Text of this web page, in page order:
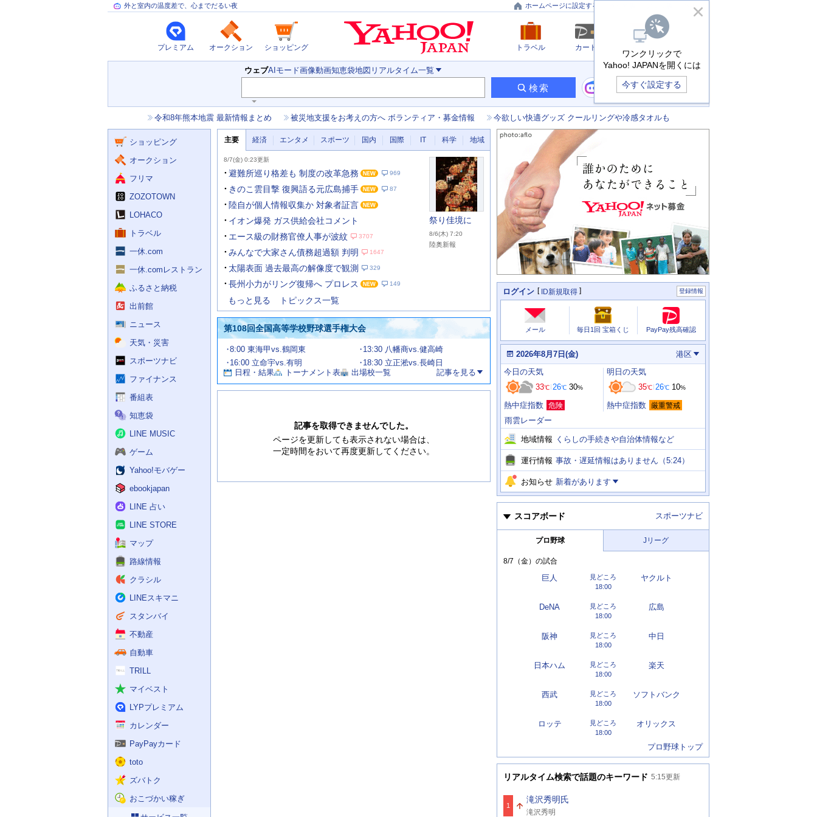
ワンクリックで
Yahoo! JAPANを開くには
今すぐ設定する
外と室内の温度差で、心までだるい夜 ホームページに設定する
トラベル カード
プレミアム オークション ショッピング
検
索
ウェブAIモード画像動画知恵袋地図 リアルタイム一覧
検索
ワ
ー
力
補
助
を
開
く
せ
令和8年熊本地震 最新情報まとめ 被災地支援をお考えの方へ ボランティア・募金情報 今欲しい快適グッズ クールリングや冷感タオルも
ビ
ショッピング
オークション
フリマ
ZOZOTOWN
LOHACO
トラベル
一休.com
一休.comレストラン
ふるさと納税
出前館
ニュース
天気・災害
スポーツナビ
ファイナンス
番組表
知恵袋
LINE MUSIC
ゲーム
Yahoo!モバゲー
ebookjapan
LINE 占い
LINE STORE
マップ
路線情報
クラシル
LINEスキマニ
スタンバイ
不動産
自動車
TRILL
マイベスト
LYPプレミアム
カレンダー
PayPayカード
toto
ズバトク
おこづかい稼ぎ
ュ
ス
主要 経済 エンタメ スポーツ 国内 国際 IT 科学 地域
要
ニ
ー
8/7(金) 0:23更新
避難所巡り格差も 制度の改革急務 969
きのこ雲目撃 復興語る元広島捕手 87
陸自が個人情報収集か 対象者証言
イオン爆発 ガス供給会社コメント
エース級の財務官僚人事が波紋
3707
みんなで大家さん債務超過額 判明 1647
太陽表面 過去最高の解像度で観測 329
長州小力がリング復帰へ プロレス 149
祭り佳境に
8/6(木) 7:20
陸奥新報
もっと見る トピックス一覧
第108回全国高等学校野球選手権大会
試
合
情
報
8:00 東海甲vs.鶴岡東
13:30 八幡商vs.健高崎
16:00 立命宇vs.有明
18:30 立正淞vs.長崎日
日程・結果
トーナメント表 出場校一覧 記事を見る
お
す
記事を取得できませんでした。
ページを更新しても表示されない場合は、
一定時間をおいて再度更新してください。
個
人
情
報
ログイン ID新規取得 登録情報
あ
た
の
ス
ス
メール 毎日1回 宝箱くじ PayPay残高確認
本
日
の
天
気
、
運
情
報
2026年8月7日(金) 港区
今
日
明
日
の
天
気
今日 の天気
33℃ 26℃ 30%
熱中症指数 危険
明日 の天気
35℃ 26℃ 10%
熱中症指数 厳重警戒
雨雲レーダー
地域情報 くらしの手続きや自治体情報など
運行情報 事故・遅延情報はありません（5:24）
お知らせ 新着があります
スコアボード スポーツナビ
プロ野球 Jリーグ
8/7（金） の試合
巨人 ヤクルト
18:00
見どころ
DeNA 広島
18:00
見どころ
阪神 中日
18:00
見どころ
日本ハム 楽天
18:00
見どころ
西武 ソフトバンク
18:00
見どころ
ロッテ オリックス
18:00
見どころ
プロ野球トップ
リアルタイム検索で話題のキーワード 5:15更新
1
滝沢秀明氏
関
滝沢秀明